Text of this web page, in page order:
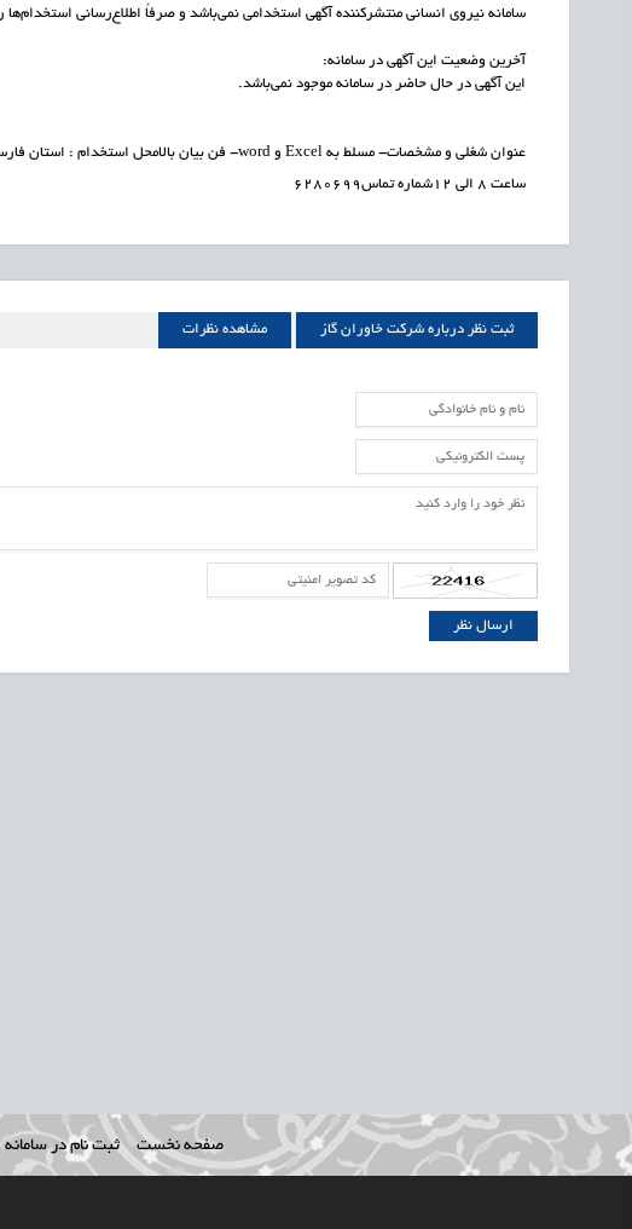
سامانه نیروی انسانی منتشرکننده آگهی استخدامی نمی‌باشد و صرفاً اطلاع‌رسانی استخدام‌ها
آخرین وضعیت این آگهی در سامانه:
این آگهی در حال حاضر در سامانه موجود نمی‌باشد.
ساعت ۸ الی ۱۲شماره تماس۶۲۸۰۶۹۹
ثبت نظر درباره شرکت خاوران گاز مشاهده نظرات
صفحه نخست ثبت نام در سامانه